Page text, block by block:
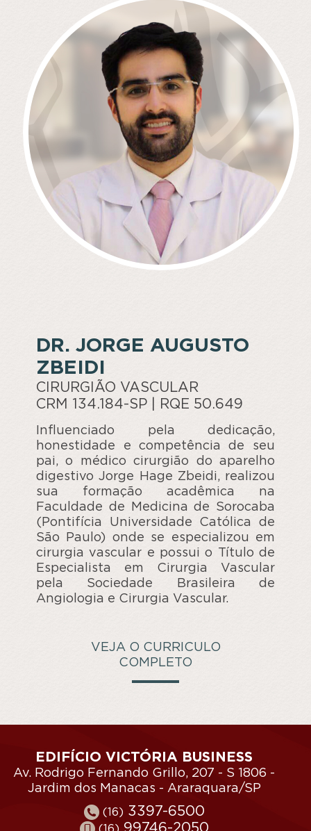
DR. JORGE AUGUSTO
ZBEIDI
CIRURGIÃO VASCULAR
CRM 134.184-SP | RQE 50.649
Influenciado pela dedicação,
honestidade e competência de seu
pai, o médico cirurgião do aparelho
digestivo Jorge Hage Zbeidi, realizou
sua formação acadêmica na
Faculdade de Medicina de Sorocaba
(Pontifícia Universidade Católica de
São Paulo) onde se especializou em
cirurgia vascular e possui o Título de
Especialista em Cirurgia Vascular
pela Sociedade Brasileira de
Angiologia e Cirurgia Vascular.
VEJA O CURRICULO
COMPLETO
EDIFÍCIO VICTÓRIA BUSINESS
Av. Rodrigo Fernando Grillo, 207 - S 1806 -
Jardim dos Manacas - Araraquara/SP
(16) 3397-6500